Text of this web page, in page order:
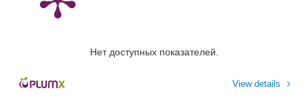
Нет доступных показателей.
View details